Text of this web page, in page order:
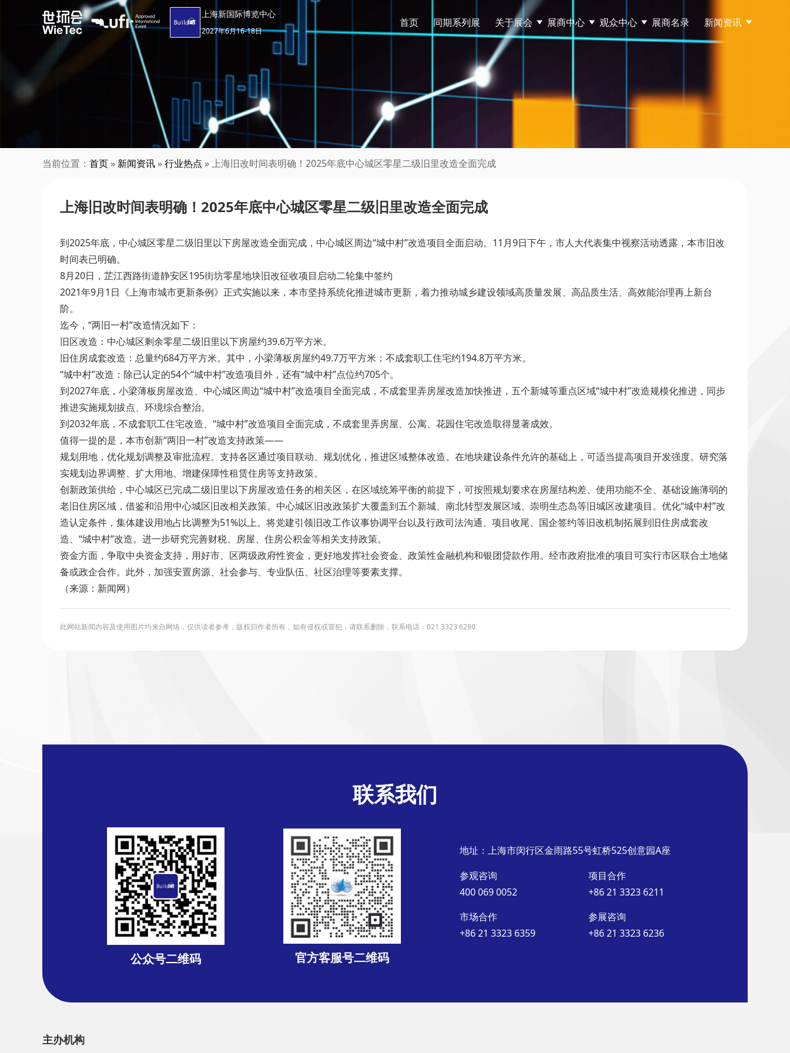
上海新国际博览中心
2027年6月16-18日
首页 同期系列展 关于展会 展商中心 观众中心 展商名录 新闻资讯
当前位置： 首页 » 新闻资讯 »行业热点 » 上海旧改时间表明确！2025年底中心城区零星二级旧里改造全面完成
上海旧改时间表明确！2025年底中心城区零星二级旧里改造全面完成
到2025年底，中心城区零星二级旧里以下房屋改造全面完成，中心城区周边“城中村”改造项目全面启动。11月9日下午，市人大代表集中视察活动透露，本市旧改
时间表已明确。
8月20日，芷江西路街道静安区195街坊零星地块旧改征收项目启动二轮集中签约
2021年9月1日《上海市城市更新条例》正式实施以来，本市坚持系统化推进城市更新，着力推动城乡建设领域高质量发展、高品质生活、高效能治理再上新台
阶。
迄今，“两旧一村”改造情况如下：
旧区改造：中心城区剩余零星二级旧里以下房屋约39.6万平方米。
旧住房成套改造：总量约684万平方米。其中，小梁薄板房屋约49.7万平方米；不成套职工住宅约194.8万平方米。
“城中村”改造：除已认定的54个“城中村”改造项目外，还有“城中村”点位约705个。
到2027年底，小梁薄板房屋改造、中心城区周边“城中村”改造项目全面完成，不成套里弄房屋改造加快推进，五个新城等重点区域“城中村”改造规模化推进，同步
推进实施规划拔点、环境综合整治。
到2032年底，不成套职工住宅改造、“城中村”改造项目全面完成，不成套里弄房屋、公寓、花园住宅改造取得显著成效。
值得一提的是，本市创新“两旧一村”改造支持政策——
规划用地，优化规划调整及审批流程。支持各区通过项目联动、规划优化，推进区域整体改造。在地块建设条件允许的基础上，可适当提高项目开发强度。研究落
实规划边界调整、扩大用地、增建保障性租赁住房等支持政策。
创新政策供给，中心城区已完成二级旧里以下房屋改造任务的相关区，在区域统筹平衡的前提下，可按照规划要求在房屋结构差、使用功能不全、基础设施薄弱的
老旧住房区域，借鉴和沿用中心城区旧改相关政策。中心城区旧改政策扩大覆盖到五个新城、南北转型发展区域、崇明生态岛等旧城区改建项目。优化“城中村”改
造认定条件，集体建设用地占比调整为51%以上。将党建引领旧改工作议事协调平台以及行政司法沟通、项目收尾、国企签约等旧改机制拓展到旧住房成套改
造、“城中村”改造。进一步研究完善财税、房屋、住房公积金等相关支持政策。
资金方面，争取中央资金支持，用好市、区两级政府性资金，更好地发挥社会资金、政策性金融机构和银团贷款作用。经市政府批准的项目可实行市区联合土地储
备或政企合作。此外，加强安置房源、社会参与、专业队伍、社区治理等要素支撑。
（来源：新闻网）
此网站新闻内容及使用图片均来自网络，仅供读者参考，版权归作者所有，如有侵权或冒犯，请联系删除，联系电话：021 3323 6280
联系我们
公众号二维码 官方客服号二维码
地址：上海市闵行区金雨路55号虹桥525创意园A座
参观咨询
400 069 0052
项目合作
+86 21 3323 6211
市场合作
+86 21 3323 6359
参展咨询
+86 21 3323 6236
主办机构